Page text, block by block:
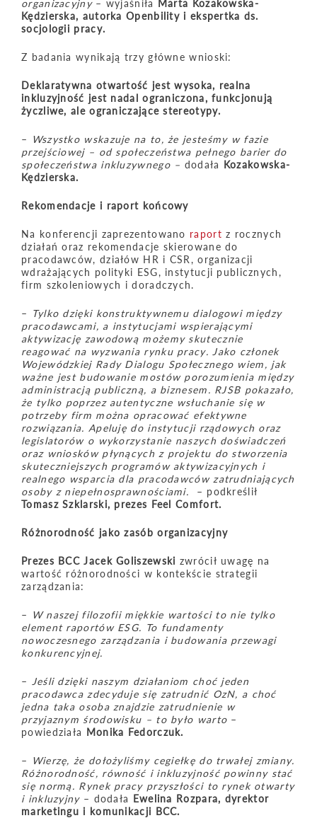
organizacyjny – wyjaśniła
Marta Kozakowska-
Kędzierska, autorka Openbility i ekspertka ds.
socjologii pracy.
Z badania wynikają trzy główne wnioski:
Deklaratywna otwartość jest wysoka, realna
inkluzyjność jest nadal ograniczona, funkcjonują
życzliwe, ale ograniczające stereotypy.
– Wszystko wskazuje na to, że jesteśmy w fazie
przejściowej – od społeczeństwa pełnego barier do
społeczeństwa inkluzywnego – dodała Kozakowska-
Kędzierska.
Rekomendacje i raport końcowy
Na konferencji zaprezentowano raport z rocznych
działań oraz rekomendacje skierowane do
pracodawców, działów HR i CSR, organizacji
wdrażających polityki ESG, instytucji publicznych,
firm szkoleniowych i doradczych.
– Tylko dzięki konstruktywnemu dialogowi między
pracodawcami, a instytucjami wspierającymi
aktywizację zawodową możemy skutecznie
reagować na wyzwania rynku pracy. Jako członek
Wojewódzkiej Rady Dialogu Społecznego wiem, jak
ważne jest budowanie mostów porozumienia między
administracją publiczną, a biznesem. RJSB pokazało,
że tylko poprzez autentyczne wsłuchanie się w
potrzeby firm można opracować efektywne
rozwiązania. Apeluję do instytucji rządowych oraz
legislatorów o wykorzystanie naszych doświadczeń
oraz wniosków płynących z projektu do stworzenia
skuteczniejszych programów aktywizacyjnych i
realnego wsparcia dla pracodawców zatrudniających
osoby z niepełnosprawnościami. – podkreślił
Tomasz Szklarski, prezes Feel Comfort.
Różnorodność jako zasób organizacyjny
Prezes BCC Jacek Goliszewski zwrócił uwagę na
wartość różnorodności w kontekście strategii
zarządzania:
– W naszej filozofii miękkie wartości to nie tylko
element raportów ESG. To fundamenty
nowoczesnego zarządzania i budowania przewagi
konkurencyjnej.
– Jeśli dzięki naszym działaniom choć jeden
pracodawca zdecyduje się zatrudnić OzN, a choć
jedna taka osoba znajdzie zatrudnienie w
przyjaznym środowisku – to było warto –
powiedziała Monika Fedorczuk.
– Wierzę, że dołożyliśmy cegiełkę do trwałej zmiany.
Różnorodność, równość i inkluzyjność powinny stać
się normą. Rynek pracy przyszłości to rynek otwarty
i inkluzyjny – dodała Ewelina Rozpara, dyrektor
marketingu i komunikacji BCC.